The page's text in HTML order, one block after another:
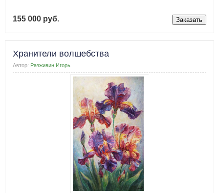
155 000 руб.
Хранители волшебства
Автор: Разживин Игорь